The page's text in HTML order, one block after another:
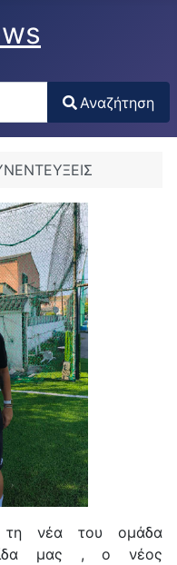
for results.
Αναζήτηση
τη νέα του ομάδα
μας , ο νέος